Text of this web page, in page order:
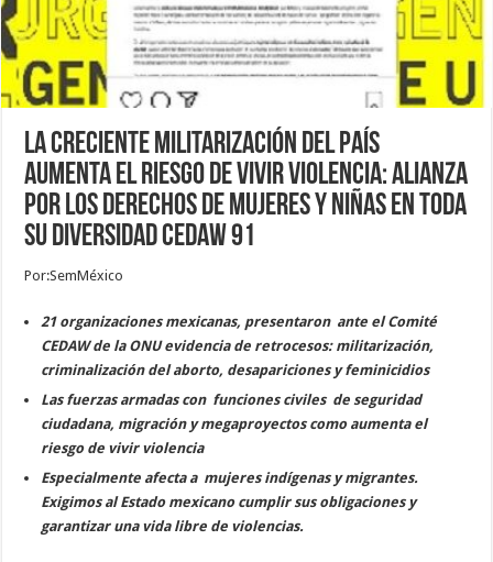
La creciente militarización del país
aumenta el riesgo de vivir violencia: Alianza
por los Derechos de Mujeres y Niñas en toda
su diversidad CEDAW 91
Por:SemMéxico
21 organizaciones mexicanas, presentaron ante el Comité
CEDAW de la ONU evidencia de retrocesos: militarización,
criminalización del aborto, desapariciones y feminicidios
Las fuerzas armadas con funciones civiles de seguridad
ciudadana, migración y megaproyectos como aumenta el
riesgo de vivir violencia
Especialmente afecta a mujeres indígenas y migrantes.
Exigimos al Estado mexicano cumplir sus obligaciones y
garantizar una vida libre de violencias.